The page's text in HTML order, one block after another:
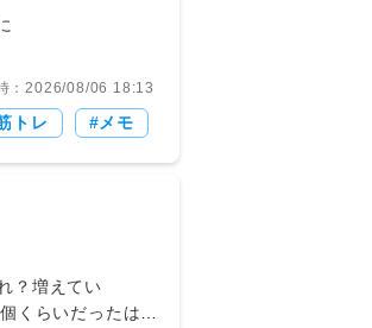
に
：2026/08/06 18:13
トレ メモ
？増えてい
くらいだったは